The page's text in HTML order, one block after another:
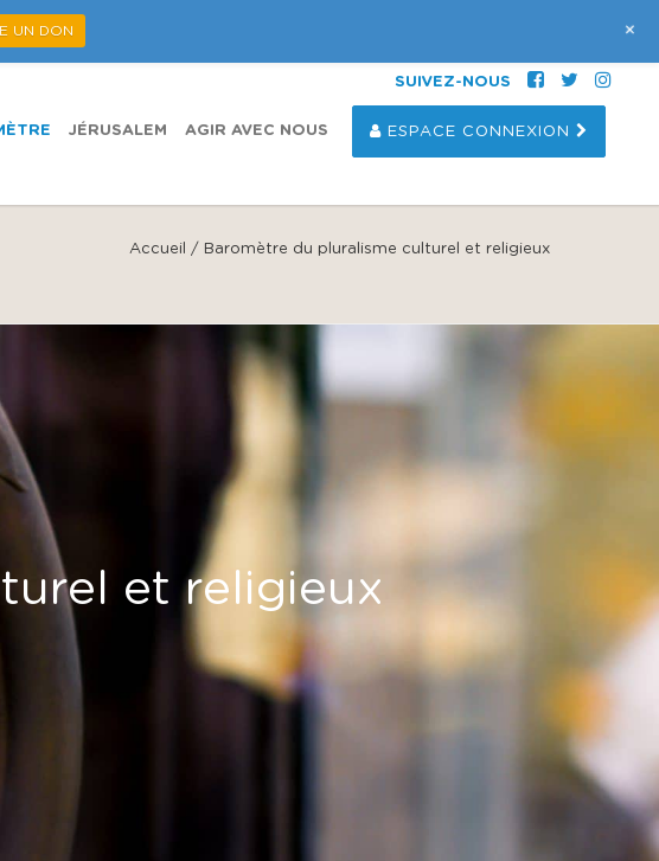
SUIVEZ-NOUS
ESPACE CONNEXION
JÉRUSALEM AGIR AVEC NOUS
Accueil / Baromètre du pluralisme culturel et religieux
et religieux
UN DON +